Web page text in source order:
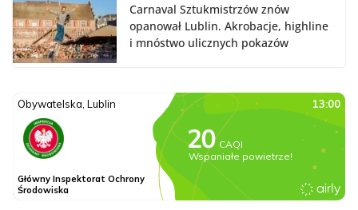
Carnaval Sztukmistrzów znów
opanował Lublin. Akrobacje, highline
i mnóstwo ulicznych pokazów